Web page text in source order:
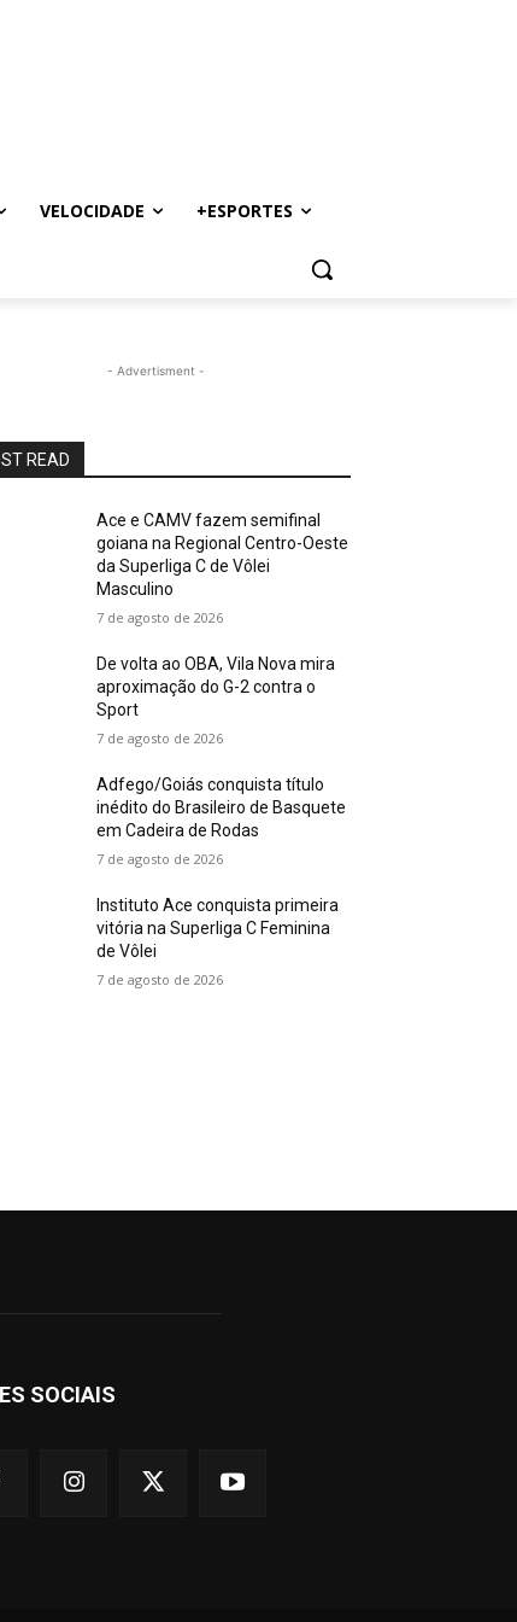
VELOCIDADE +ESPORTES
- Advertisment -
READ
Ace e CAMV fazem semifinal
goiana na Regional Centro-Oeste
da Superliga C de Vôlei
Masculino
7 de agosto de 2026
De volta ao OBA, Vila Nova mira
aproximação do G-2 contra o
Sport
7 de agosto de 2026
Adfego/Goiás conquista título
inédito do Brasileiro de Basquete
em Cadeira de Rodas
7 de agosto de 2026
Instituto Ace conquista primeira
vitória na Superliga C Feminina
de Vôlei
7 de agosto de 2026
SOCIAIS